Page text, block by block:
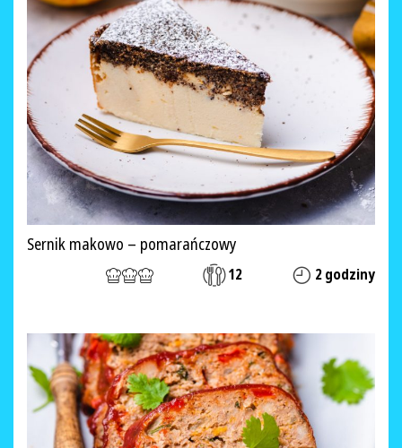
Sernik makowo – pomarańczowy
12 2 godziny